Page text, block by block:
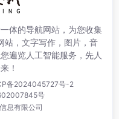
体的导航网站，为您收集
站，文字写作，图片，音
遍览人工智能服务，先人
！
备2024045727号-2
号
息有限公司